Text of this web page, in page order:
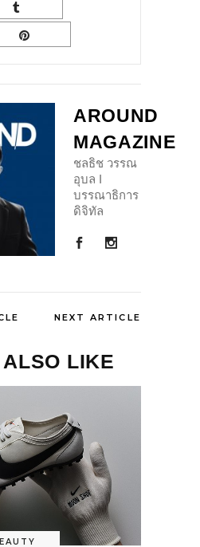
AROUND
MAGAZINE
ชลธิช วรรณ
อุบล I
บรรณาธิการ
ดิจิทัล
NEXT ARTICLE
LIKE